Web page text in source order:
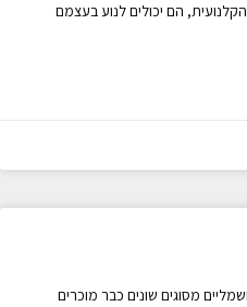
הם יכולים לנוע בעצמם
מסוגים שונים כבר מוכרים